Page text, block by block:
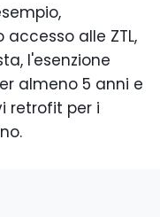
alle ZTL,
l'esenzione
almeno 5 anni e
retrofit per i